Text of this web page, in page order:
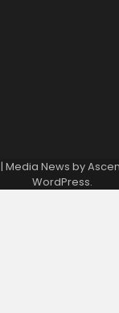
| Media News by
WordPress.